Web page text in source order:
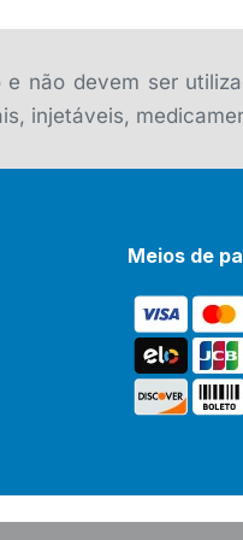
não devem ser
injetáveis,
Meios de